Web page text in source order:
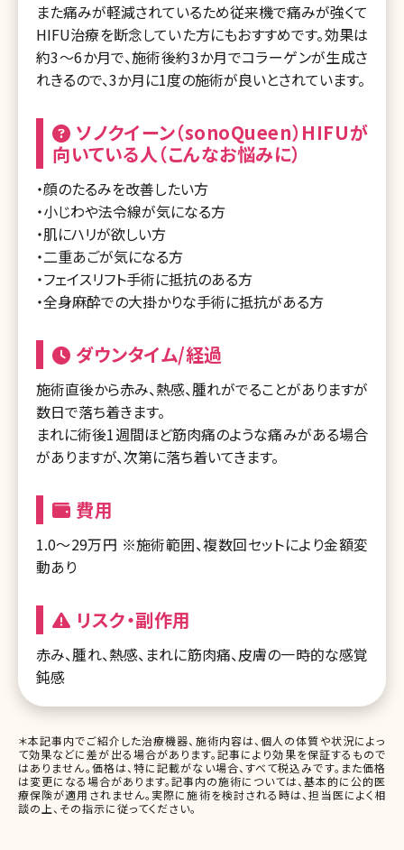
また痛みが軽減されているため従来機で痛みが強くて
HIFU治療を断念していた方にもおすすめです。効果は
約3～6か月で、施術後約3か月でコラーゲンが生成さ
れきるので、3か月に1度の施術が良いとされています。
ソノクイーン（sonoQueen）HIFUが
向いている人（こんなお悩みに）
・顔のたるみを改善したい方
・小じわや法令線が気になる方
・肌にハリが欲しい方
・二重あごが気になる方
・フェイスリフト手術に抵抗のある方
・全身麻酔での大掛かりな手術に抵抗がある方
ダウンタイム/経過
施術直後から赤み、熱感、腫れがでることがありますが
数日で落ち着きます。
まれに術後1週間ほど筋肉痛のような痛みがある場合
がありますが、次第に落ち着いてきます。
費用
1.0～29万円 ※施術範囲、複数回セットにより金額変
動あり
リスク・副作用
赤み、腫れ、熱感、まれに筋肉痛、皮膚の一時的な感覚
鈍感
＊本記事内でご紹介した治療機器、施術内容は、個人の体質や状況によっ
て効果などに差が出る場合があります。記事により効果を保証するもので
はありません。価格は、特に記載がない場合、すべて税込みです。また価格
は変更になる場合があります。記事内の施術については、基本的に公的医
療保険が適用されません。実際に施術を検討される時は、担当医によく相
談の上、その指示に従ってください。